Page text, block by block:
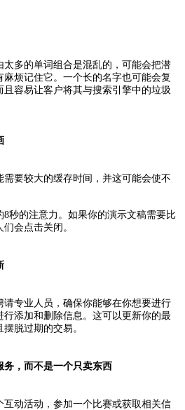
多的单词组合是混乱的，可能会把潜
烦记住它。一个长的名字也可能会复
容易让客户将其与搜索引擎中的垃圾
要较大的缓存时间，并这可能会使不
的注意力。如果你的演示文稿需要比
会点击关闭。
专业人员，确保你能够在你想要进行
添加和删除信息。这可以更新你的最
脱过期的交易。
务，而不是一个只卖东西
动活动，参加一个比赛或获取相关信